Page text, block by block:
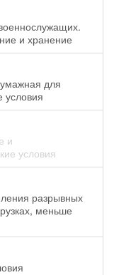
и хранение
для
условия
и
условия
разрывных
меньше